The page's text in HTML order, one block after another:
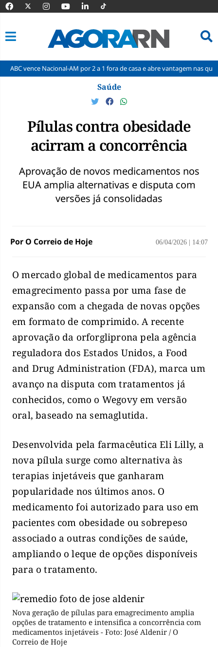
Nacional-AM por 2 a 1 fora de casa e abre vantagem nas quartas
Saúde
Pílulas contra obesidade
acirram a concorrência
Aprovação de novos medicamentos nos
EUA amplia alternativas e disputa com
versões já consolidadas
Por O Correio de Hoje 06/04/2026 14:07
O mercado global de medicamentos para
emagrecimento passa por uma fase de
expansão com a chegada de novas opções
em formato de comprimido. A recente
aprovação da orforgliprona pela agência
reguladora dos Estados Unidos, a Food
and Drug Administration (FDA), marca um
avanço na disputa com tratamentos já
conhecidos, como o Wegovy em versão
oral, baseado na semaglutida.
Desenvolvida pela farmacêutica Eli Lilly, a
nova pílula surge como alternativa às
terapias injetáveis que ganharam
popularidade nos últimos anos. O
medicamento foi autorizado para uso em
pacientes com obesidade ou sobrepeso
associado a outras condições de saúde,
ampliando o leque de opções disponíveis
para o tratamento.
Nova geração de pílulas para emagrecimento amplia
opções de tratamento e intensifica a concorrência com
medicamentos injetáveis - Foto: José Aldenir / O
Correio de Hoje